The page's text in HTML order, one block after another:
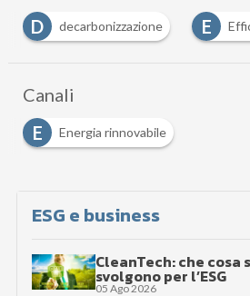
D
decarbonizzazione E
Canali
E
Energia rinnovabile
ESG e business
CleanTech: che cosa
svolgono per l’ESG
05 Ago 2026